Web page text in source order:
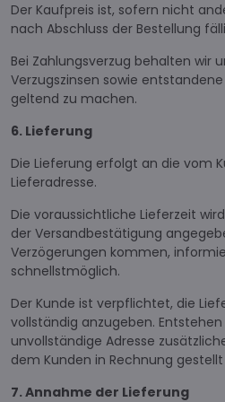
Der Kaufpreis ist, sofern nicht
nach Abschluss der Bestellung
Bei Zahlungsverzug behalten wir
Verzugszinsen sowie
geltend zu machen.
6. Lieferung
Die Lieferung erfolgt an die vom
Lieferadresse.
Die voraussichtliche Lieferzeit
der Versandbestätigung
Verzögerungen kommen,
schnellstmöglich.
Der Kunde ist verpflichtet, die
vollständig anzugeben.
unvollständige Adresse
dem Kunden in Rechnung
7. Annahme der Lieferung